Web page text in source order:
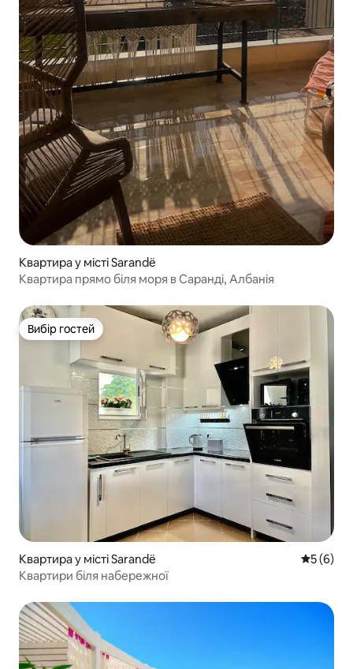
Квартира у місті Sarandë
Квартира прямо біля моря в Саранді, Албанія
Вибір гостей
Вибір гостей
Квартира у місті Sarandë Середня
5 (6)
Квартири біля набережної